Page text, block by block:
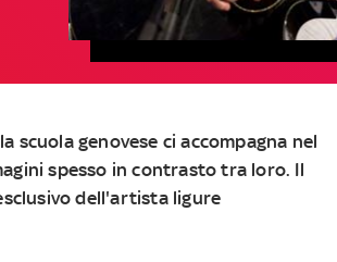
scuola genovese ci accompagna nel
spesso in contrasto tra loro. Il
dell'artista ligure